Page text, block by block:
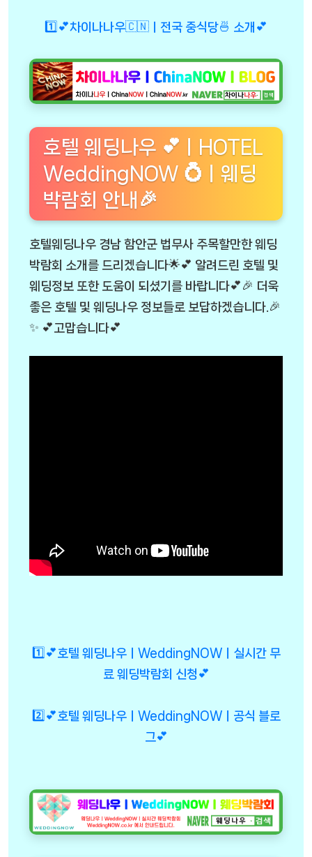
1️⃣💕차이나나우🇨🇳ㅣ전국 중식당🍜 소개💕
호텔 웨딩나우 💕ㅣHOTEL
WeddingNOW 💍ㅣ웨딩
박람회 안내🎉
호텔웨딩나우 경남 함안군 법무사 주목할만한 웨딩
박람회 소개를 드리겠습니다🌟💕 알려드린 호텔 및
웨딩정보 또한 도움이 되셨기를 바랍니다💕🎉 더욱
좋은 호텔 및 웨딩나우 정보들로 보답하겠습니다.🎉
✨ 💕고맙습니다💕
1️⃣💕호텔 웨딩나우ㅣWeddingNOWㅣ실시간 무
료 웨딩박람회 신청💕
2️⃣💕호텔 웨딩나우ㅣWeddingNOWㅣ공식 블로
그💕